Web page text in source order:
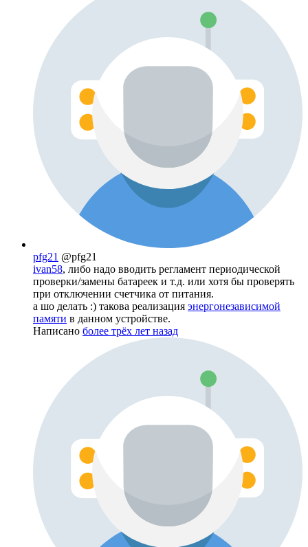
pfg21 @pfg21
ivan58, либо надо вводить регламент периодической
проверки/замены батареек и т.д. или хотя бы проверять
при отключении счетчика от питания.
а шо делать :) такова реализация энергонезависимой
памяти в данном устройстве.
Написано более трёх лет назад